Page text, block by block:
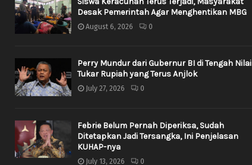
Desak Pemerintah Agar Menghentikan MBG
August 6, 2026 0
Perry Mundur dari Gubernur BI di Tengah Nilai
Tukar Rupiah yang Terus Anjlok
July 27, 2026 0
Febrie Belum Pernah Diperiksa, Sudah
Ditetapkan Jadi Tersangka, Ini Penjelasan
KUHAP-nya
July 13, 2026 0